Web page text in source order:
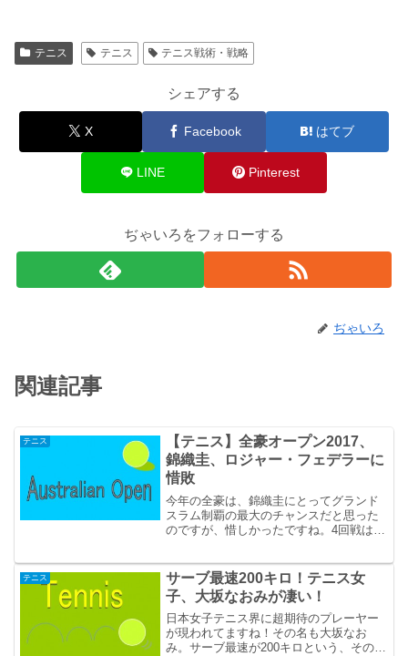
テニス テニス テニス戦術・戦略
シェアする
X Facebook はてブ
LINE Pinterest
ぢゃいろをフォローする
ぢゃいろ
関連記事
テニス
【テニス】全豪オープン2017、
錦織圭、ロジャー・フェデラーに
惜敗
今年の全豪は、錦織圭にとってグランド
スラム制覇の最大のチャンスだと思った
のですが、惜しかったですね。4回戦は、
テニス
サーブ最速200キロ！テニス女
子、大坂なおみが凄い！
日本女子テニス界に超期待のプレーヤー
が現われてますね！その名も大坂なお
み。サーブ最速が200キロという、そのポ